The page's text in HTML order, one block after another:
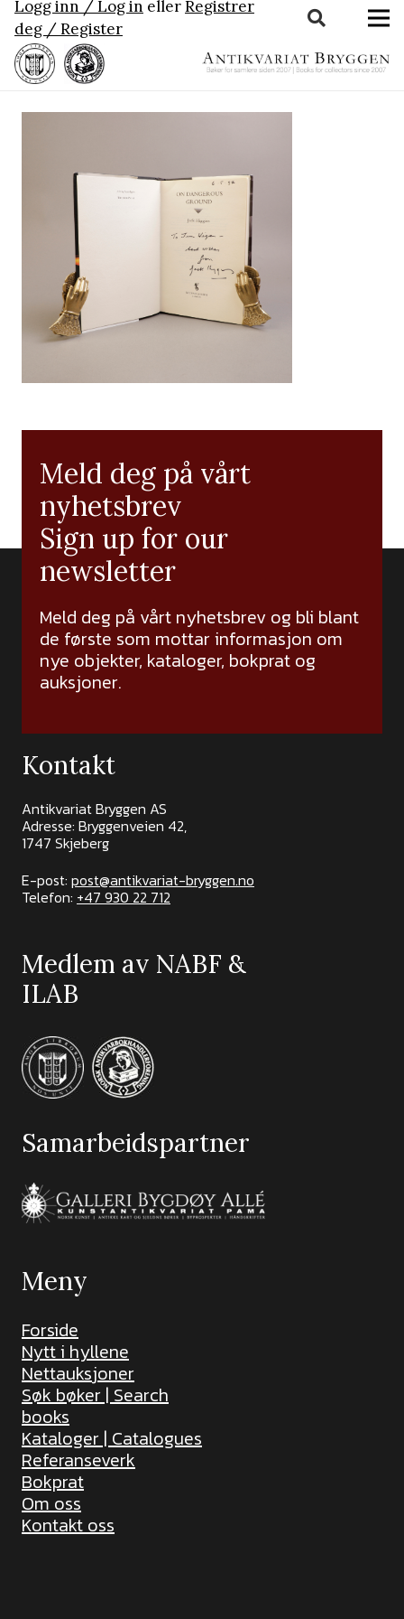
Logg inn / Log in ellerRegistrer
deg / Register
Meld deg på vårt
nyhetsbrev
Sign up for our
newsletter
Meld deg på vårt nyhetsbrev og bli blant
de første som mottar informasjon om
nye objekter, kataloger, bokprat og
auksjoner.
Kontakt
Antikvariat Bryggen AS
Adresse: Bryggenveien 42,
1747 Skjeberg
E-post: post@antikvariat-bryggen.no
Telefon: +47 930 22 712
Medlem av NABF &
ILAB
Samarbeidspartner
Meny
Forside
Nytt i hyllene
Nettauksjoner
Søk bøker | Search
books
Kataloger | Catalogues
Referanseverk
Bokprat
Om oss
Kontakt oss